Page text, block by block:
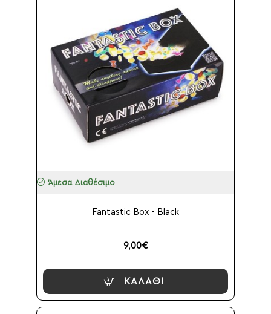
Άμεσα Διαθέσιμο
Fantastic Box - Black
9,00€
ΚΑΛΆΘΙ